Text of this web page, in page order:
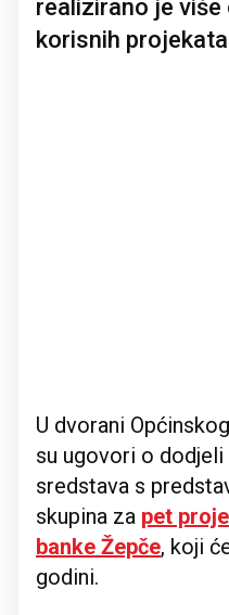
realizirano je
korisnih projekata
U dvorani
su ugovori o
sredstava s
skupina za pet
banke Žepče, koji
godini.